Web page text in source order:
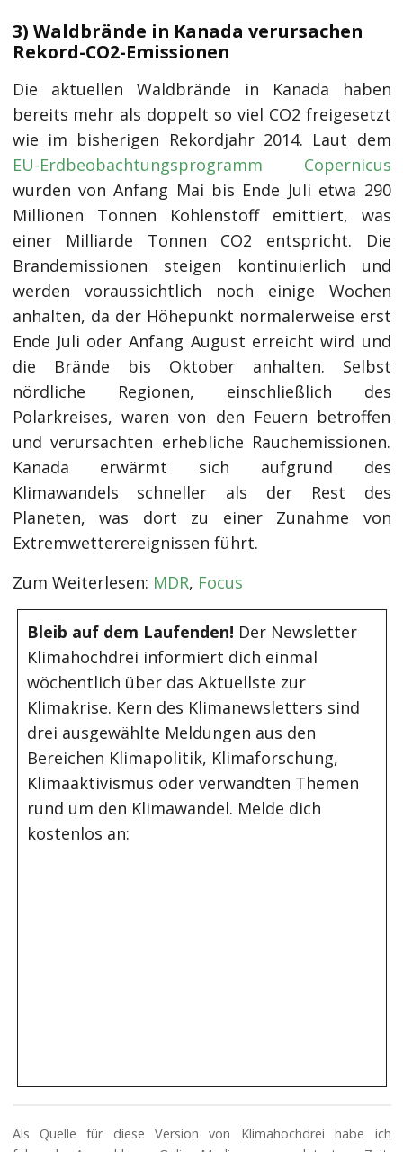
3) Waldbrände in Kanada verursachen
Rekord-CO2-Emissionen
Die aktuellen Waldbrände in Kanada haben
bereits mehr als doppelt so viel CO2 freigesetzt
wie im bisherigen Rekordjahr 2014. Laut dem
EU-Erdbeobachtungsprogramm Copernicus
wurden von Anfang Mai bis Ende Juli etwa 290
Millionen Tonnen Kohlenstoff emittiert, was
einer Milliarde Tonnen CO2 entspricht. Die
Brandemissionen steigen kontinuierlich und
werden voraussichtlich noch einige Wochen
anhalten, da der Höhepunkt normalerweise erst
Ende Juli oder Anfang August erreicht wird und
die Brände bis Oktober anhalten. Selbst
nördliche Regionen, einschließlich des
Polarkreises, waren von den Feuern betroffen
und verursachten erhebliche Rauchemissionen.
Kanada erwärmt sich aufgrund des
Klimawandels schneller als der Rest des
Planeten, was dort zu einer Zunahme von
Extremwetterereignissen führt.
Zum Weiterlesen: MDR, Focus
Bleib auf dem Laufenden! Der Newsletter
Klimahochdrei informiert dich einmal
wöchentlich über das Aktuellste zur
Klimakrise. Kern des Klimanewsletters sind
drei ausgewählte Meldungen aus den
Bereichen Klimapolitik, Klimaforschung,
Klimaaktivismus oder verwandten Themen
rund um den Klimawandel. Melde dich
kostenlos an:
Als Quelle für diese Version von Klimahochdrei habe ich